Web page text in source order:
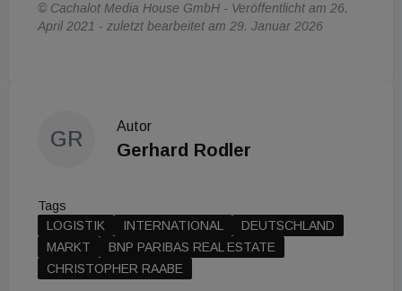
© Cachalot Media House GmbH - Veröffentlicht am 26.
April 2021 - zuletzt bearbeitet am 29. Januar 2026
GR
Autor
Gerhard Rodler
Tags
LOGISTIK
INTERNATIONAL
DEUTSCHLAND
MARKT
BNP PARIBAS REAL ESTATE
CHRISTOPHER RAABE